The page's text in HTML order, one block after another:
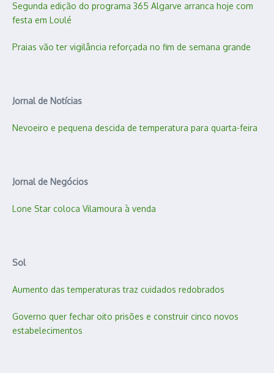
Segunda edição do programa 365 Algarve arranca hoje com
festa em Loulé
Praias vão ter vigilância reforçada no fim de semana grande
Jornal de Notícias
Nevoeiro e pequena descida de temperatura para quarta-feira
Jornal de Negócios
Lone Star coloca Vilamoura à venda
Sol
Aumento das temperaturas traz cuidados redobrados
Governo quer fechar oito prisões e construir cinco novos
estabelecimentos